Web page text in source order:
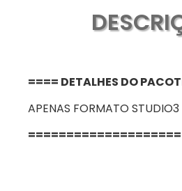
==== DETALHES DO
APENAS FORMATO STUDIO3